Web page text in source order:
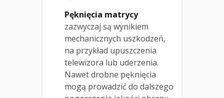
Pęknięcia matrycy
zazwyczaj są wynikiem
mechanicznych uszkodzeń,
na przykład upuszczenia
telewizora lub uderzenia.
Nawet drobne pęknięcia
mogą prowadzić do dalszego